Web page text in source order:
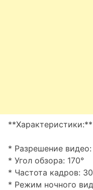
**Характеристики:**
* Разрешение
* Угол обзора: 170°
* Частота кадров:
* Режим ночного